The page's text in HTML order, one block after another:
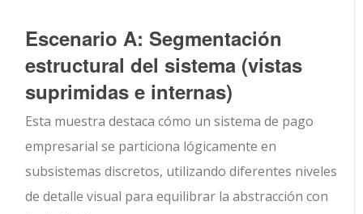
Escenario A: Segmentación
estructural del sistema (vistas
suprimidas e internas)
Esta muestra destaca cómo un sistema de pago
empresarial se particiona lógicamente en
subsistemas discretos, utilizando diferentes niveles
de detalle visual para equilibrar la abstracción con